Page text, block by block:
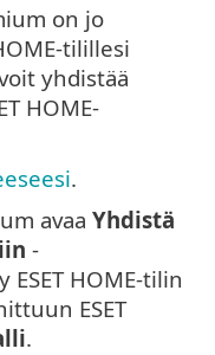
on jo
tilillesi
yhdistää
HOME-
.
avaa Yhdistä
-
HOME-tilin
ESET
.